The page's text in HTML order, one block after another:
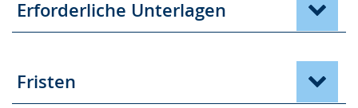
Erforderliche Unterlagen
Fristen